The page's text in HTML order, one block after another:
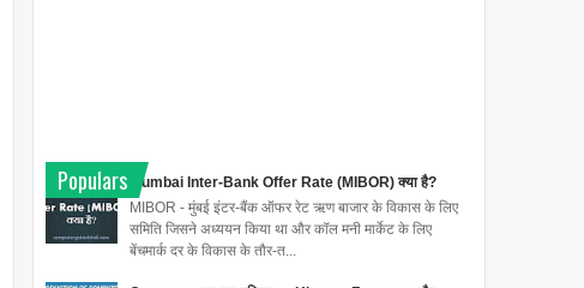
Populars
Mumbai Inter-Bank Offer Rate (MIBOR) क्या है?
MIBOR - मुंबई इंटर-बैंक ऑफर रेट ऋण बाजार के विकास के लिए
समिति जिसने अध्ययन किया था और कॉल मनी मार्केट के लिए
बेंचमार्क दर के विकास के तौर-त...